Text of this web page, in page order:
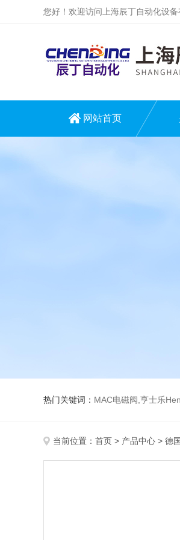
您好！欢迎访问上海辰丁自动化设备
网站首页
热门关键词： MAC电磁阀,亨士乐Hengslter编码器，贺
当前位置： 首页 > 产品中心 > 德